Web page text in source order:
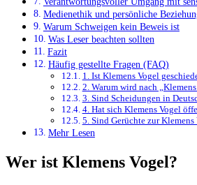
Medienethik und persönliche
Warum Schweigen kein Beweis ist
Was Leser beachten sollten
Fazit
Häufig gestellte Fragen (FAQ)
1. Ist Klemens Vogel
2. Warum wird nach
3. Sind Scheidungen in
4. Hat sich Klemens Vogel
5. Sind Gerüchte zur
Mehr Lesen
Wer ist Klemens Vogel?